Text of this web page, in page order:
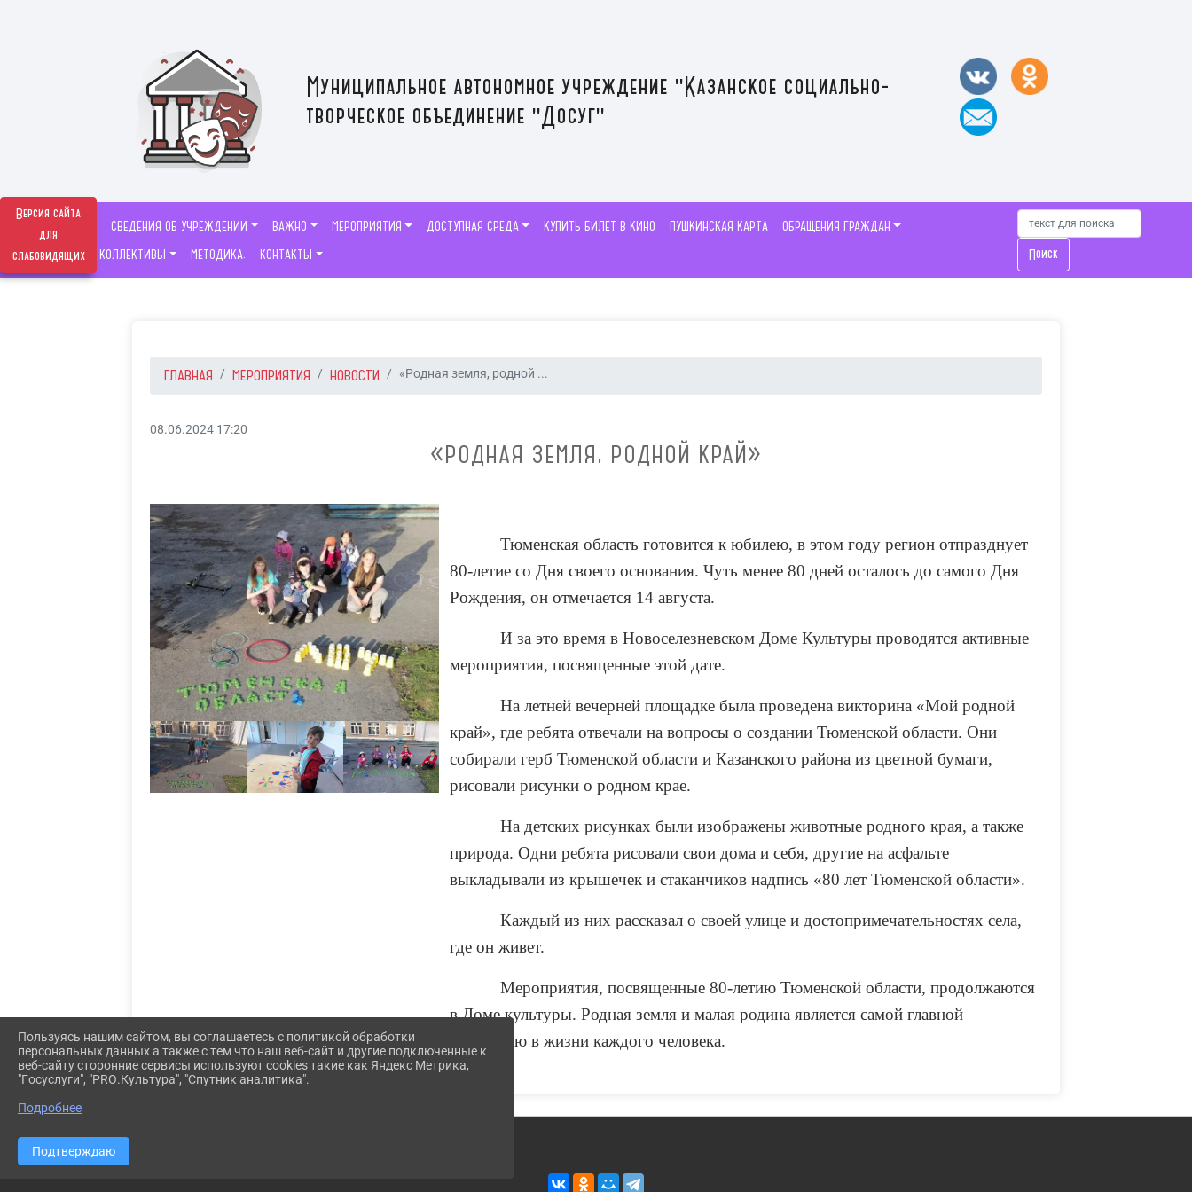
Версия сайта
для
слабовидящих
Муниципальное автономное учреждение "Казанское социально-
творческое объединение "Досуг"
СВЕДЕНИЯ ОБ УЧРЕЖДЕНИИ ВАЖНО МЕРОПРИЯТИЯ ДОСТУПНАЯ СРЕДА КУПИТЬ БИЛЕТ В КИНО ПУШКИНСКАЯ КАРТА
ОБРАЩЕНИЯ ГРАЖДАН
ТВОРЧЕСКИЕ КОЛЛЕКТИВЫ
МЕТОДИКА. КОНТАКТЫ Поиск
ГЛАВНАЯ МЕРОПРИЯТИЯ НОВОСТИ «Родная земля, родной ...
08.06.2024 17:20
«РОДНАЯ ЗЕМЛЯ, РОДНОЙ КРАЙ»
Тюменская область готовится к юбилею, в этом году регион отпразднует
80-летие со Дня своего основания. Чуть менее 80 дней осталось до самого Дня
Рождения, он отмечается 14 августа.
И за это время в Новоселезневском Доме Культуры проводятся активные
мероприятия, посвященные этой дате.
На летней вечерней площадке была проведена викторина «Мой родной
край», где ребята отвечали на вопросы о создании Тюменской области. Они
собирали герб Тюменской области и Казанского района из цветной бумаги,
рисовали рисунки о родном крае.
На детских рисунках были изображены животные родного края, а также
природа. Одни ребята рисовали свои дома и себя, другие на асфальте
выкладывали из крышечек и стаканчиков надпись «80 лет Тюменской области».
Каждый из них рассказал о своей улице и достопримечательностях села,
где он живет.
Мероприятия, посвященные 80-летию Тюменской области, продолжаются
в Доме культуры. Родная земля и малая родина является самой главной
ценностью в жизни каждого человека.
Пользуясь нашим сайтом, вы соглашаетесь с политикой обработки
персональных данных а также с тем что наш веб-сайт и другие подключенные к
веб-сайту сторонние сервисы используют cookies такие как Яндекс Метрика,
"Госуслуги", "PRO.Культура", "Спутник аналитика".
Подробнее
Подтверждаю